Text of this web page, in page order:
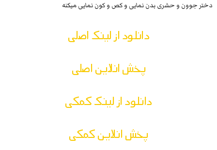
دختر جوون و حشری بدن نمایی و کص و کون نمایی میکنه
دانلود از لینک اصلی
پخش انلاین اصلی
دانلود از لینک کمکی
پخش انلاین کمکی